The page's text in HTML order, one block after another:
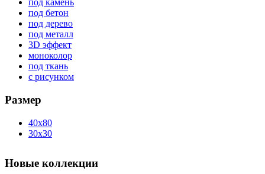
под камень
под бетон
под дерево
под металл
3D эффект
моноколор
под ткань
с рисунком
Размер
40x80
30x30
Новые коллекции